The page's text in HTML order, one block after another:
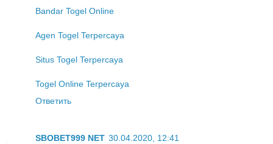
Bandar Togel Online
Agen Togel Terpercaya
Situs Togel Terpercaya
Togel Online Terpercaya
Ответить
SBOBET999 NET 30.04.2020, 12:41